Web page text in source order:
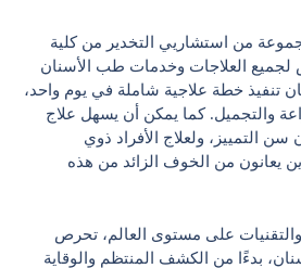
من استشاريي التخدير من كلية
العلاجات وخدمات طب الأسنان
تنفيذ خطة علاجية شاملة في يوم واحد،
والتجميل. كما يمكن أن يسهل علاج
سن التمييز، ولعلاج الأفراد ذوي
يعانون من الخوف الزائد من هذه
على مستوى العالم، تحرص
بدءًا من الكشف المنتظم والوقاية